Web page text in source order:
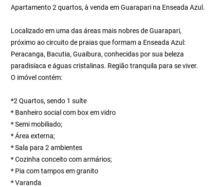
Apartamento 2 quartos, à venda em Guarapari na Enseada Azul.
Localizado em uma das áreas mais nobres de Guarapari,
próximo ao circuito de praias que formam a Enseada Azul:
Peracanga, Bacutia, Guaibura, conhecidas por sua beleza
paradisíaca e águas cristalinas. Região tranquila para se viver.
O imóvel contém:
*2 Quartos, sendo 1 suíte
* Banheiro social com box em vidro
* Semi mobiliado;
* Área externa;
* Sala para 2 ambientes
* Cozinha conceito com armários;
* Pia com tampos em granito
* Varanda